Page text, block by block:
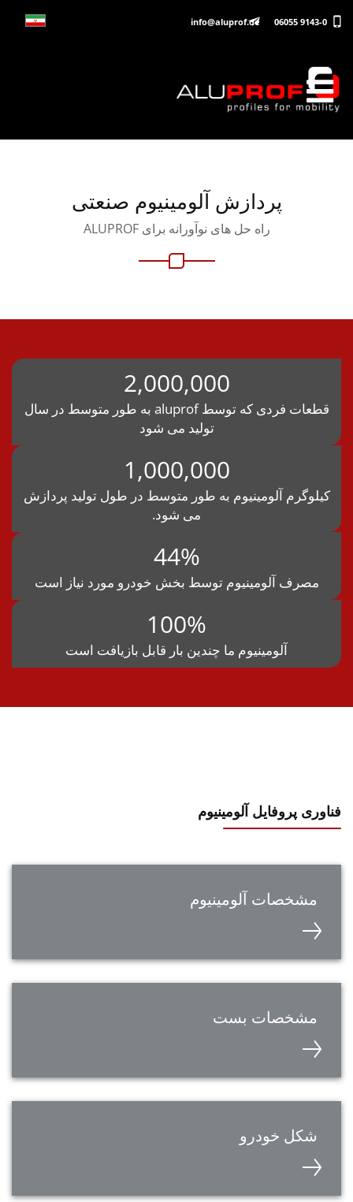
06055 9143-0
info@aluprof.de
پردازش آلومینیوم صنعتی
راه حل های نوآورانه برای ALUPROF
2,000,000
قطعات فردی که توسط aluprof به طور متوسط در سال
تولید می شود
1,000,000
آلومینیوم به طور متوسط در طول تولید پردازش
می شود.
44%
مصرف آلومینیوم توسط بخش خودرو مورد نیاز است
100%
آلومینیوم ما چندین بار قابل بازیافت است
پروفایل آلومینیوم
مشخصات آلومینیوم
مشخصات بست
شکل خودرو